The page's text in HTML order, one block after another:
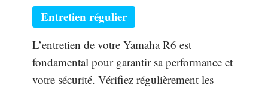
Entretien régulier
L’entretien de votre Yamaha R6 est
fondamental pour garantir sa performance et
votre sécurité. Vérifiez régulièrement les